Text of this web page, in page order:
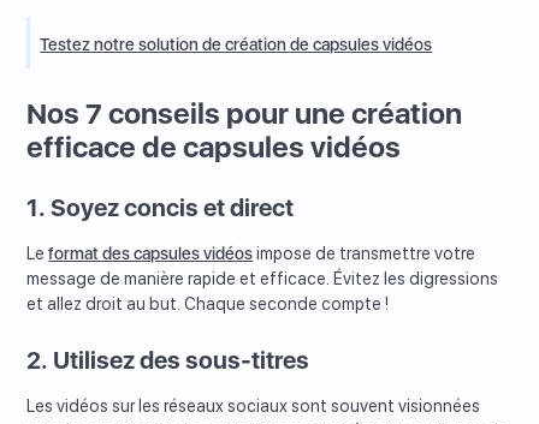
Testez notre solution de création de capsules vidéos
Nos 7 conseils pour une création
efficace de capsules vidéos
1. Soyez concis et direct
Leformat des capsules vidéosimpose de transmettre votre
message de manière rapide et efficace. Évitez les digressions
et allez droit au but. Chaque seconde compte !
2. Utilisez des sous-titres
Les vidéos sur les réseaux sociaux sont souvent visionnées